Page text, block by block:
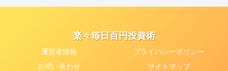
楽々毎日百円投資術
運営者情報
プライバシーポリシー
お問い合わせ
サイトマップ